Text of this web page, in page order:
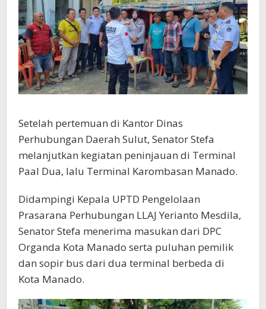
Setelah pertemuan di Kantor Dinas
Perhubungan Daerah Sulut, Senator Stefa
melanjutkan kegiatan peninjauan di Terminal
Paal Dua, lalu Terminal Karombasan Manado.
Didampingi Kepala UPTD Pengelolaan
Prasarana Perhubungan LLAJ Yerianto Mesdila,
Senator Stefa menerima masukan dari DPC
Organda Kota Manado serta puluhan pemilik
dan sopir bus dari dua terminal berbeda di
Kota Manado.